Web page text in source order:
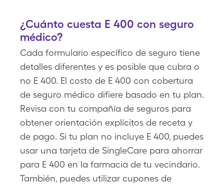
¿Cuánto cuesta E 400 con seguro
médico?
Cada formulario específico de seguro tiene
detalles diferentes y es posible que cubra o
no E 400. El costo de E 400 con cobertura
de seguro médico difiere basado en tu plan.
Revisa con tu compañía de seguros para
obtener orientación explícitos de receta y
de pago. Si tu plan no incluye E 400, puedes
usar una tarjeta de SingleCare para ahorrar
para E 400 en la farmacia de tu vecindario.
También, puedes utilizar cupones de